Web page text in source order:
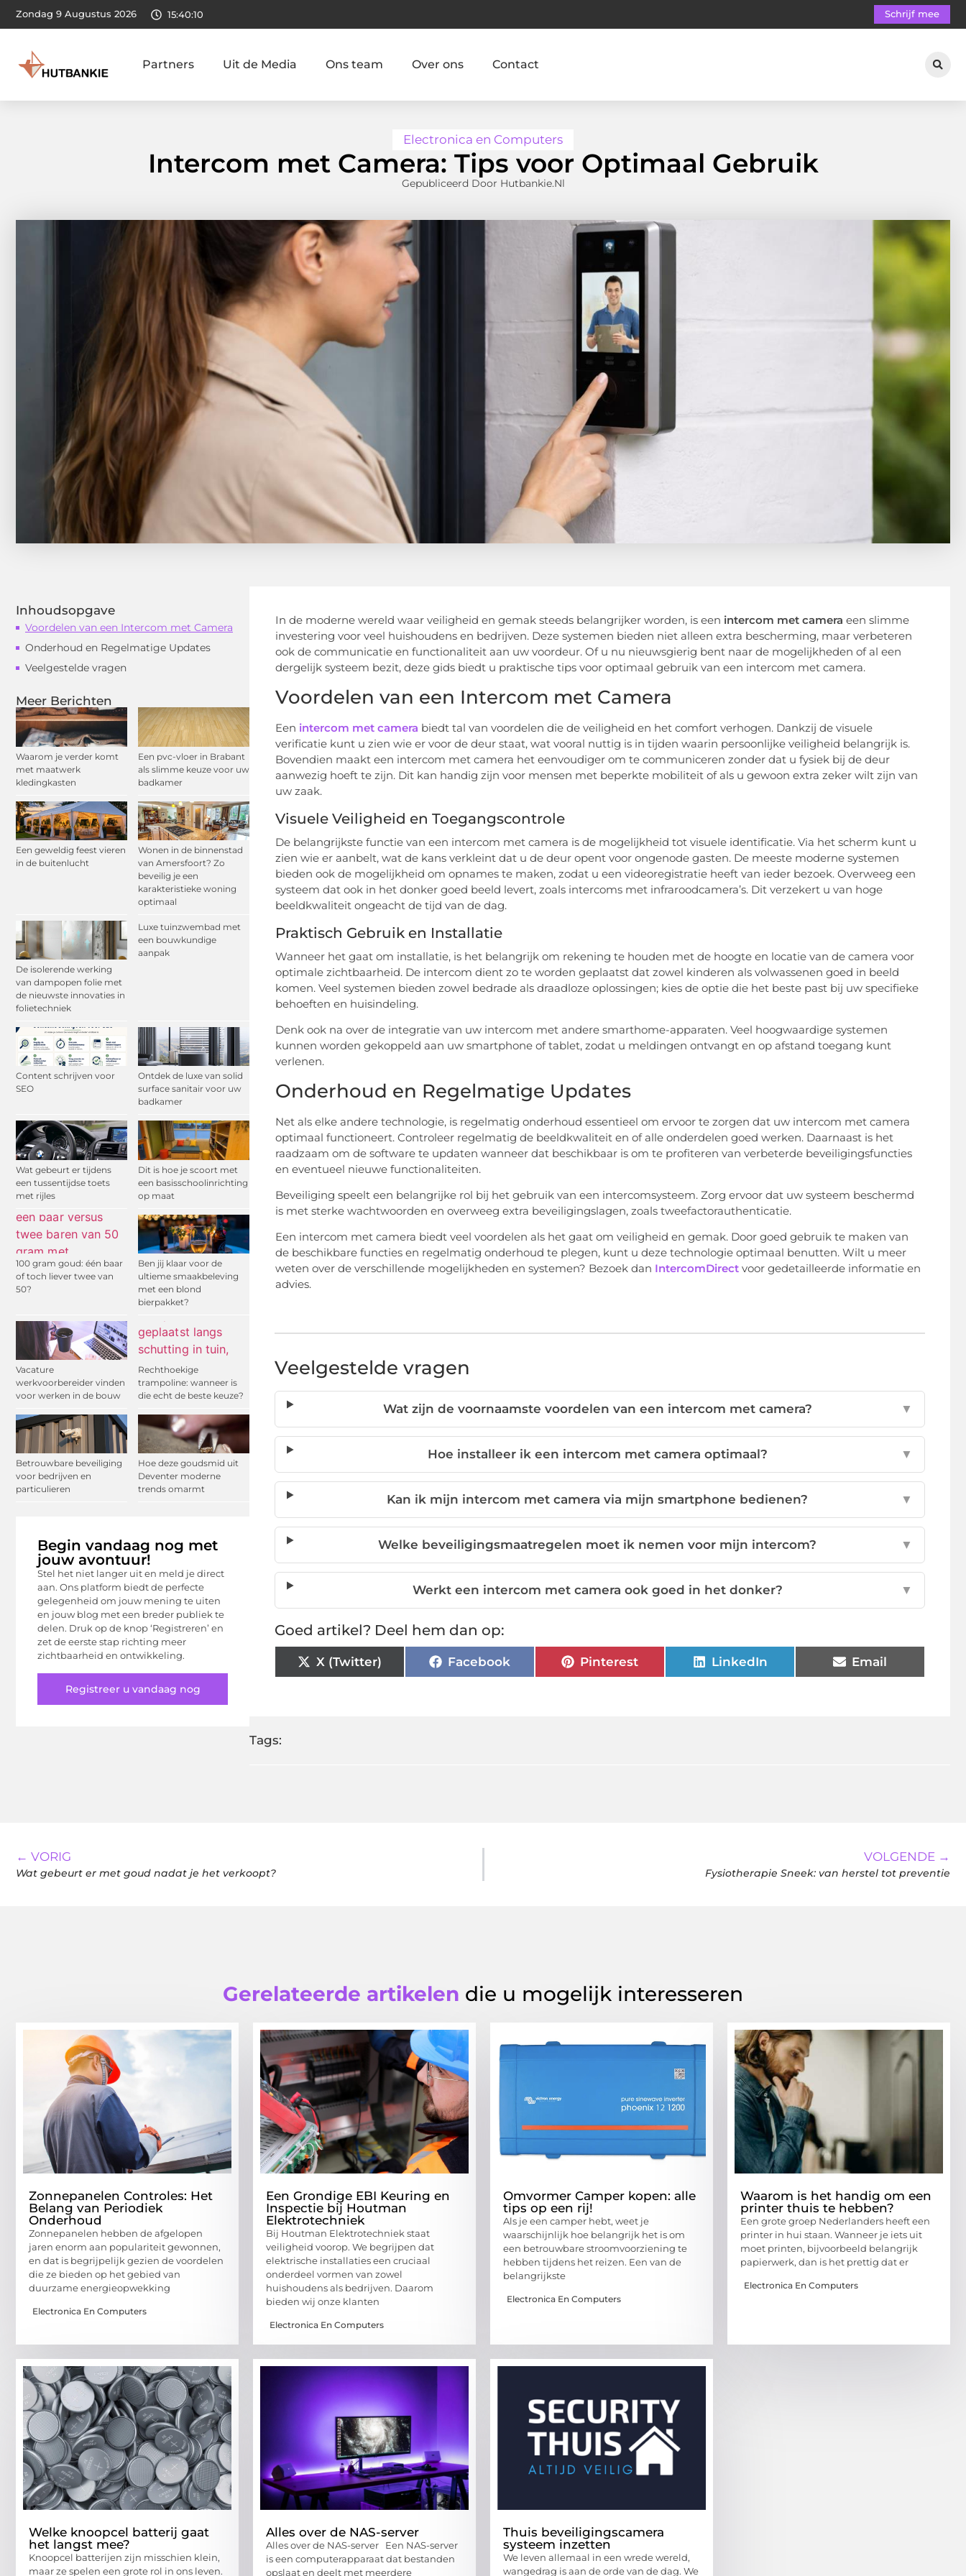
Zondag 9 Augustus 2026 15:40:11 Schrijf mee
Partners Uit de Media Ons team Over ons Contact
Electronica en Computers
Intercom met Camera: Tips voor Optimaal Gebruik
Gepubliceerd Door Hutbankie.nl
Inhoudsopgave
Voordelen van een Intercom met Camera
Onderhoud en Regelmatige Updates
Veelgestelde vragen
Meer Berichten
Waarom je verder komt
met maatwerk
kledingkasten
Een pvc-vloer in Brabant
als slimme keuze voor uw
badkamer
Een geweldig feest vieren
in de buitenlucht
Wonen in de binnenstad
van Amersfoort? Zo
beveilig je een
karakteristieke woning
optimaal
De isolerende werking
van dampopen folie met
de nieuwste innovaties in
folietechniek
Luxe tuinzwembad met
een bouwkundige
aanpak
Content schrijven voor
SEO
Ontdek de luxe van solid
surface sanitair voor uw
badkamer
Wat gebeurt er tijdens
een tussentijdse toets
met rijles
Dit is hoe je scoort met
een basisschoolinrichting
op maat
100 gram goud: één baar
of toch liever twee van
50?
Ben jij klaar voor de
ultieme smaakbeleving
met een blond
bierpakket?
Vacature
werkvoorbereider vinden
voor werken in de bouw
Rechthoekige
trampoline: wanneer is
die echt de beste keuze?
Betrouwbare beveiliging
voor bedrijven en
particulieren
Hoe deze goudsmid uit
Deventer moderne
trends omarmt
Begin vandaag nog met
jouw avontuur!
Stel het niet langer uit en meld je direct
aan. Ons platform biedt de perfecte
gelegenheid om jouw mening te uiten
en jouw blog met een breder publiek te
delen. Druk op de knop ‘Registreren’ en
zet de eerste stap richting meer
zichtbaarheid en ontwikkeling.
Registreer u vandaag nog
In de moderne wereld waar veiligheid en gemak steeds belangrijker worden, is een intercom met camera een slimme
investering voor veel huishoudens en bedrijven. Deze systemen bieden niet alleen extra bescherming, maar verbeteren
ook de communicatie en functionaliteit aan uw voordeur. Of u nu nieuwsgierig bent naar de mogelijkheden of al een
dergelijk systeem bezit, deze gids biedt u praktische tips voor optimaal gebruik van een intercom met camera.
Voordelen van een Intercom met Camera
Een intercom met camera biedt tal van voordelen die de veiligheid en het comfort verhogen. Dankzij de visuele
verificatie kunt u zien wie er voor de deur staat, wat vooral nuttig is in tijden waarin persoonlijke veiligheid belangrijk is.
Bovendien maakt een intercom met camera het eenvoudiger om te communiceren zonder dat u fysiek bij de deur
aanwezig hoeft te zijn. Dit kan handig zijn voor mensen met beperkte mobiliteit of als u gewoon extra zeker wilt zijn van
uw zaak.
Visuele Veiligheid en Toegangscontrole
De belangrijkste functie van een intercom met camera is de mogelijkheid tot visuele identificatie. Via het scherm kunt u
zien wie er aanbelt, wat de kans verkleint dat u de deur opent voor ongenode gasten. De meeste moderne systemen
bieden ook de mogelijkheid om opnames te maken, zodat u een videoregistratie heeft van ieder bezoek. Overweeg een
systeem dat ook in het donker goed beeld levert, zoals intercoms met infraroodcamera’s. Dit verzekert u van hoge
beeldkwaliteit ongeacht de tijd van de dag.
Praktisch Gebruik en Installatie
Wanneer het gaat om installatie, is het belangrijk om rekening te houden met de hoogte en locatie van de camera voor
optimale zichtbaarheid. De intercom dient zo te worden geplaatst dat zowel kinderen als volwassenen goed in beeld
komen. Veel systemen bieden zowel bedrade als draadloze oplossingen; kies de optie die het beste past bij uw specifieke
behoeften en huisindeling.
Denk ook na over de integratie van uw intercom met andere smarthome-apparaten. Veel hoogwaardige systemen
kunnen worden gekoppeld aan uw smartphone of tablet, zodat u meldingen ontvangt en op afstand toegang kunt
verlenen.
Onderhoud en Regelmatige Updates
Net als elke andere technologie, is regelmatig onderhoud essentieel om ervoor te zorgen dat uw intercom met camera
optimaal functioneert. Controleer regelmatig de beeldkwaliteit en of alle onderdelen goed werken. Daarnaast is het
raadzaam om de software te updaten wanneer dat beschikbaar is om te profiteren van verbeterde beveiligingsfuncties
en eventueel nieuwe functionaliteiten.
Beveiliging speelt een belangrijke rol bij het gebruik van een intercomsysteem. Zorg ervoor dat uw systeem beschermd
is met sterke wachtwoorden en overweeg extra beveiligingslagen, zoals tweefactorauthenticatie.
Een intercom met camera biedt veel voordelen als het gaat om veiligheid en gemak. Door goed gebruik te maken van
de beschikbare functies en regelmatig onderhoud te plegen, kunt u deze technologie optimaal benutten. Wilt u meer
weten over de verschillende mogelijkheden en systemen? Bezoek dan IntercomDirect voor gedetailleerde informatie en
advies.
Veelgestelde vragen
Wat zijn de voornaamste voordelen van een intercom met camera? ▼
Hoe installeer ik een intercom met camera optimaal? ▼
Kan ik mijn intercom met camera via mijn smartphone bedienen? ▼
Welke beveiligingsmaatregelen moet ik nemen voor mijn intercom? ▼
Werkt een intercom met camera ook goed in het donker? ▼
Goed artikel? Deel hem dan op:
X (Twitter) Facebook Pinterest LinkedIn Email
Tags:
← VORIG
Wat gebeurt er met goud nadat je het verkoopt?
VOLGENDE →
Fysiotherapie Sneek: van herstel tot preventie
Gerelateerde artikelen die u mogelijk interesseren
Zonnepanelen Controles: Het
Belang van Periodiek
Onderhoud
Zonnepanelen hebben de afgelopen
jaren enorm aan populariteit gewonnen,
en dat is begrijpelijk gezien de voordelen
die ze bieden op het gebied van
duurzame energieopwekking
Electronica En Computers
Een Grondige EBI Keuring en
Inspectie bij Houtman
Elektrotechniek
Bij Houtman Elektrotechniek staat
veiligheid voorop. We begrijpen dat
elektrische installaties een cruciaal
onderdeel vormen van zowel
huishoudens als bedrijven. Daarom
bieden wij onze klanten
Electronica En Computers
Omvormer Camper kopen: alle
tips op een rij!
Als je een camper hebt, weet je
waarschijnlijk hoe belangrijk het is om
een betrouwbare stroomvoorziening te
hebben tijdens het reizen. Een van de
belangrijkste
Electronica En Computers
Waarom is het handig om een
printer thuis te hebben?
Een grote groep Nederlanders heeft een
printer in hui staan. Wanneer je iets uit
moet printen, bijvoorbeeld belangrijk
papierwerk, dan is het prettig dat er
Electronica En Computers
Welke knoopcel batterij gaat
het langst mee?
Knoopcel batterijen zijn misschien klein,
maar ze spelen een grote rol in ons leven.
Alles over de NAS-server
Alles over de NAS-server Een NAS-server
is een computerapparaat dat bestanden
opslaat en deelt met meerdere
Thuis beveiligingscamera
systeem inzetten
We leven allemaal in een wrede wereld,
wangedrag is aan de orde van de dag. We